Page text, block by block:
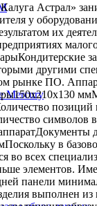
Mercury
Астрал»
у
их
другими
рынке ПО.
символов
в
во всех
элементов.
панели
выполнен